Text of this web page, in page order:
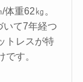
重62㎏。
いて7年経つ
トレスが特
す。